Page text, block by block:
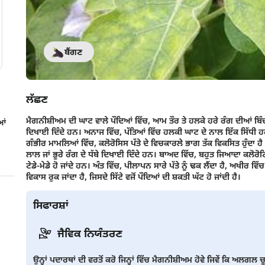
ਬੈਂਗਣ
ਲੱਛਣ
ਮੈਗਨੀਸ਼ੀਅਮ ਦੀ ਘਾਟ ਵਾਲੇ ਪੌਦਿਆਂ ਵਿੱਚ, ਆਮ ਤੌਰ ਤੇ ਹਲਕੇ ਹਰੇ ਰੰਗ ਦੀਆਂ
ਦਿਖਾਈ ਦਿੰਦੇ ਹਨ। ਅਨਾਜ ਵਿੱਚ, ਪੱਤਿਆਂ ਵਿੱਚ ਹਲਕੀ ਘਾਟ ਦੇ ਨਾਲ ਇੱਕ ਸਿੱਧੀ
ਗੰਭੀਰ ਮਾਮਲਿਆਂ ਵਿੱਚ, ਕਲੋਰੋਸਿਸ ਪੱਤੇ ਦੇ ਵਿਚਕਾਰਲੇ ਭਾਗ ਤੱਕ ਵਿਕਸਿਤ ਹੁੰਦਾ
ਲਾਲ ਜਾਂ ਭੂਰੇ ਰੰਗ ਦੇ ਧੱਬੇ ਦਿਖਾਈ ਦਿੰਦੇ ਹਨ। ਬਾਅਦ ਵਿੱਚ, ਬਹੁਤ ਜਿਆਦਾ
ਟੇਡੇ-ਮੇਡੇ ਹੋ ਜਾਂਦੇ ਹਨ। ਅੰਤ ਵਿੱਚ, ਪੀਲਾਪਨ ਸਾਰੇ ਪੱਤੇ ਨੂੰ ਢਕ ਲੈਂਦਾ ਹੈ, ਅਖੀਰ
ਵਿਕਾਸ ਰੁਕ ਜਾਂਦਾ ਹੈ, ਜਿਸਦੇ ਸਿੱਟੇ ਵਜੋਂ ਪੌਦਿਆਂ ਦੀ ਸ਼ਕਤੀ ਘੱਟ ਹੋ ਜਾਂਦੀ ਹੈ।
ਸਿਫਾਰਸ਼ਾਂ
ਜੈਵਿਕ ਨਿਯੰਤਰਣ
ਉਨ੍ਹਾਂ ਪਦਾਰਥਾਂ ਦੀ ਵਰਤੋਂ ਕਰੋ ਜਿਨ੍ਹਾਂ ਵਿੱਚ ਮੈਗਨੀਸ਼ੀਅਮ ਹੋਵੇ ਜਿਵੇਂ ਕਿ